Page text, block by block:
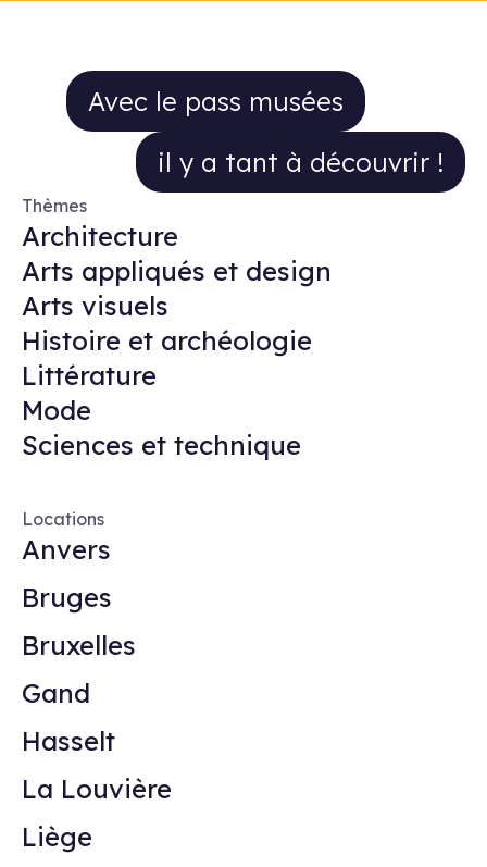
Avec le pass musées il y a tant à
Avec le pass musées
il y a tant à découvrir !
Thèmes
Architecture
Arts appliqués et design
Arts visuels
Histoire et archéologie
Littérature
Mode
Sciences et technique
Locations
Anvers
Bruges
Bruxelles
Gand
Hasselt
La Louvière
Liège